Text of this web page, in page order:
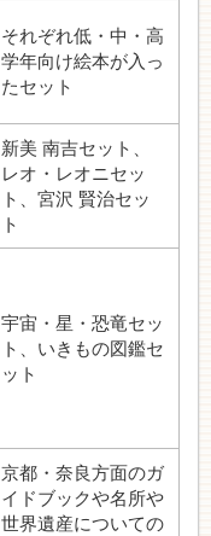
それぞれ低・中・高
学年向け絵本が入っ
たセット
新美 南吉セット、
レオ・レオニセッ
ト、宮沢 賢治セッ
ト
宇宙・星・恐竜セッ
ト、いきもの図鑑セ
ット
京都・奈良方面のガ
イドブックや名所や
世界遺産についての